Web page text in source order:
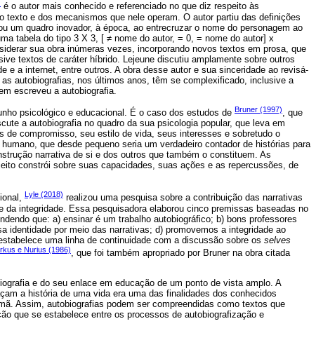
é o autor mais conhecido e referenciado no que diz respeito às
texto e dos mecanismos que nele operam. O autor partiu das definições
um quadro inovador, à época, ao entrecruzar o nome do personagem ao
tabela do tipo 3 X 3, [ ≠ nome do autor, = 0, = nome do autor] x
sua obra inúmeras vezes, incorporando novos textos em prosa, que
textos de caráter híbrido. Lejeune discutiu amplamente sobre outros
e a internet, entre outros. A obra desse autor e sua sinceridade ao revisá-
autobiografias, nos últimos anos, têm se complexificado, inclusive a
escreveu a autobiografia.
psicológico e educacional. É o caso dos estudos de Bruner (1997), que
a autobiografia no quadro da sua psicologia popular, que leva em
de compromisso, seu estilo de vida, seus interesses e sobretudo o
que desde pequeno seria um verdadeiro contador de histórias para
narrativa de si e dos outros que também o constituem. As
constrói sobre suas capacidades, suas ações e as repercussões, de
Lyle (2018) realizou uma pesquisa sobre a contribuição das narrativas
integridade. Essa pesquisadora elaborou cinco premissas baseadas no
que: a) ensinar é um trabalho autobiográfico; b) bons professores
identidade por meio das narrativas; d) promovemos a integridade ao
uma linha de continuidade com a discussão sobre os selves
e Nurius (1986), que foi também apropriado por Bruner na obra citada
e do seu enlace em educação de um ponto de vista amplo. A
a história de uma vida era uma das finalidades dos conhecidos
Assim, autobiografias podem ser compreendidas como textos que
que se estabelece entre os processos de autobiografização e